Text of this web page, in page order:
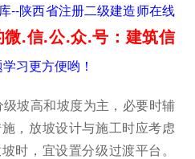
--陕西省注册二级建造师在线
微.信.公.众.号：建筑信
习更方便哟！
坡高和坡度为主，必要时辅
，放坡设计与施工时应考虑
时，宜设置分级过渡平台。